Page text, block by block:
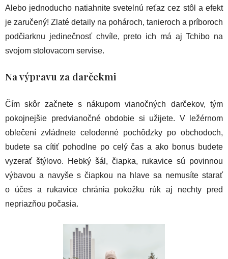
Alebo jednoducho natiahnite svetelnú reťaz cez stôl a efekt
je zaručený! Zlaté detaily na pohároch, tanieroch a príboroch
podčiarknu jedinečnosť chvíle, preto ich má aj Tchibo na
svojom stolovacom servise.
Na výpravu za darčekmi
Čím skôr začnete s nákupom vianočných darčekov, tým
pokojnejšie predvianočné obdobie si užijete. V ležérnom
oblečení zvládnete celodenné pochôdzky po obchodoch,
budete sa cítiť pohodlne po celý čas a ako bonus budete
vyzerať štýlovo. Hebký šál, čiapka, rukavice sú povinnou
výbavou a navyše s čiapkou na hlave sa nemusíte starať
o účes a rukavice chránia pokožku rúk aj nechty pred
nepriazňou počasia.